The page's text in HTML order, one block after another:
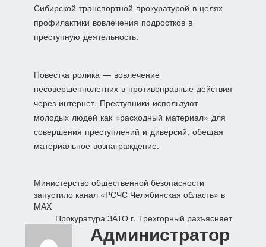
Сибирской транспортной прокуратурой в целях
профилактики вовлечения подростков в
преступную деятельность.
Повестка ролика — вовлечение
несовершеннолетних в противоправные действия
через интернет. Преступники используют
молодых людей как «расходный материал» для
совершения преступлений и диверсий, обещая
материальное вознаграждение.
Навигация
по
записям
Министерство общественной безопасности
запустило канал «РСЧС Челябинская область» в
MAX
Прокуратура ЗАТО г. Трехгорный разъясняет
Администратор